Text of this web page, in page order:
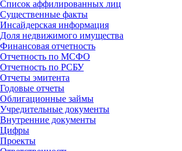
Список аффилированных лиц
Существенные факты
Инсайдерская информация
Доля недвижимого имущества
Финансовая отчетность
Отчетность по МСФО
Отчетность по РСБУ
Отчеты эмитента
Годовые отчеты
Облигационные займы
Учредительные документы
Внутренние документы
Цифры
Проекты